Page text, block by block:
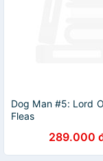
Dog Man #5: Lord
Fleas
289.000